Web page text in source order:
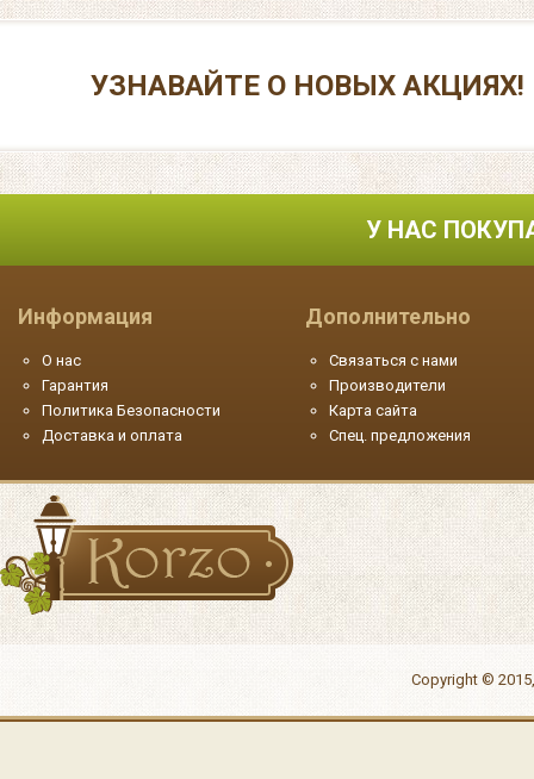
УЗНАВАЙТЕ О НОВЫХ АКЦИЯХ!
У НАС
Информация
О нас
Гарантия
Политика Безопасности
Доставка и оплата
Дополнительно
Связаться с нами
Производители
Карта сайта
Спец. предложения
Copyright ©